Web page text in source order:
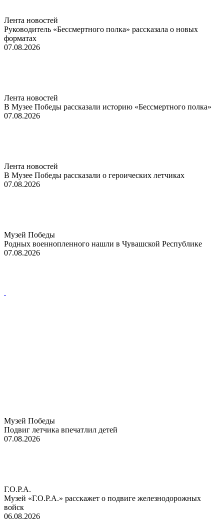
Лента новостей
Руководитель «Бессмертного полка» рассказала о новых
форматах
07.08.2026
Лента новостей
В Музее Победы рассказали историю «Бессмертного полка»
07.08.2026
Лента новостей
В Музее Победы рассказали о героических летчиках
07.08.2026
Музей Победы
Родных военнопленного нашли в Чувашской Республике
07.08.2026
Музей Победы
Подвиг летчика впечатлил детей
07.08.2026
Г.О.Р.А.
Музей «Г.О.Р.А.» расскажет о подвиге железнодорожных
войск
06.08.2026